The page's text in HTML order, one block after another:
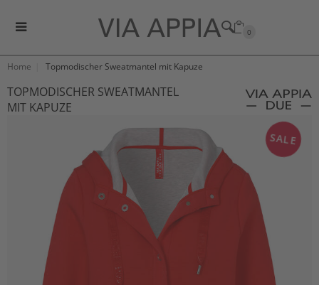
0
Home Topmodischer Sweatmantel mit Kapuze
TOPMODISCHER SWEATMANTEL
MIT KAPUZE
SALE